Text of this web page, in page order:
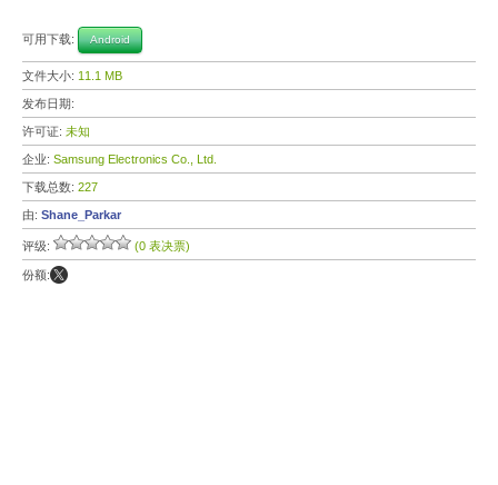
可用下载: Android
文件大小: 11.1 MB
发布日期:
许可证: 未知
企业: Samsung Electronics Co., Ltd.
下载总数: 227
由: Shane_Parkar
评级: (0 表决票)
份额: